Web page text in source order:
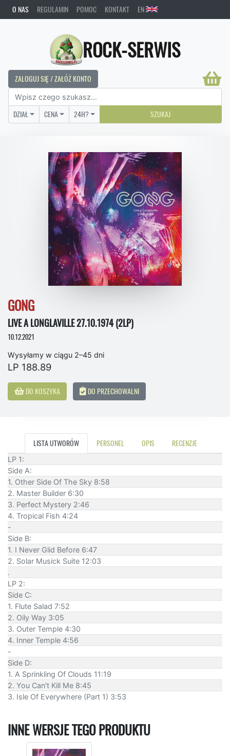
O NAS REGULAMIN POMOC KONTAKT EN
ROCK-SERWIS
ZALOGUJ SIĘ / ZAŁÓŻ KONTO
DZIAŁ CENA 24H? SZUKAJ
GONG
LIVE A LONGLAVILLE 27.10.1974 (2LP)
10.12.2021
Wysyłamy w ciągu 2–45 dni
LP 188.89
DO KOSZYKA DO PRZECHOWALNI
LISTA UTWORÓW PERSONEL OPIS RECENZJE
LP 1:
Side A:
1. Other Side Of The Sky 8:58
2. Master Builder 6:30
3. Perfect Mystery 2:46
4. Tropical Fish 4:24
-
Side B:
1. I Never Glid Before 6:47
2. Solar Musick Suite 12:03
.
LP 2:
Side C:
1. Flute Salad 7:52
2. Oily Way 3:05
3. Outer Temple 4:30
4. Inner Temple 4:56
-
Side D:
1. A Sprinkling Of Clouds 11:19
2. You Can't Kill Me 8:45
3. Isle Of Everywhere (Part 1) 3:53
INNE WERSJE TEGO PRODUKTU